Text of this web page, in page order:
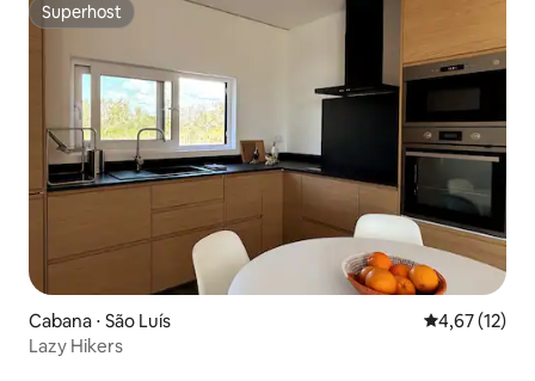
Superhost
Superhost
Cabana ⋅ São Luís 4,67 de uma
4,67 (12)
Lazy Hikers